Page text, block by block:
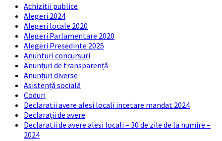
Achizitii publice
Alegeri 2024
Alegeri locale 2020
Alegeri Parlamentare 2020
Alegeri Presedinte 2025
Anunturi concursuri
Anunțuri de transparență
Anunțuri diverse
Asistență socială
Coduri
Declaratii avere alesi locali incetare mandat 2024
Declarații de avere
Declaratii de avere alesi locali – 30 de zile de la numire –
2024